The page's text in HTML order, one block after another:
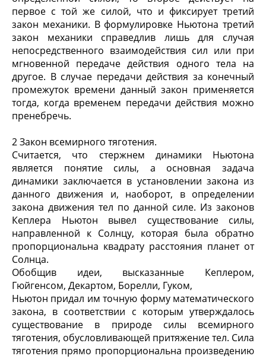
первое с той же силой, что и фиксирует третий
закон механики. В формулировке Ньютона третий
закон механики справедлив лишь для случая
непосредственного взаимодействия сил или при
мгновенной передаче действия одного тела на
другое. В случае передачи действия за конечный
промежуток времени данный закон применяется
тогда, когда временем передачи действия можно
пренебречь.
2 Закон всемирного тяготения.
Считается, что стержнем динамики Ньютона
является понятие силы, а основная задача
динамики заключается в установлении закона из
данного движения и, наоборот, в определении
закона движения тел по данной силе. Из законов
Кеплера Ньютон вывел существование силы,
направленной к Солнцу, которая была обратно
пропорциональна квадрату расстояния планет от
Солнца.
Обобщив идеи, высказанные Кеплером,
Гюйгенсом, Декартом, Борелли, Гуком,
Ньютон придал им точную форму математического
закона, в соответствии с которым утверждалось
существование в природе силы всемирного
тяготения, обусловливающей притяжение тел. Сила
тяготения прямо пропорциональна произведению